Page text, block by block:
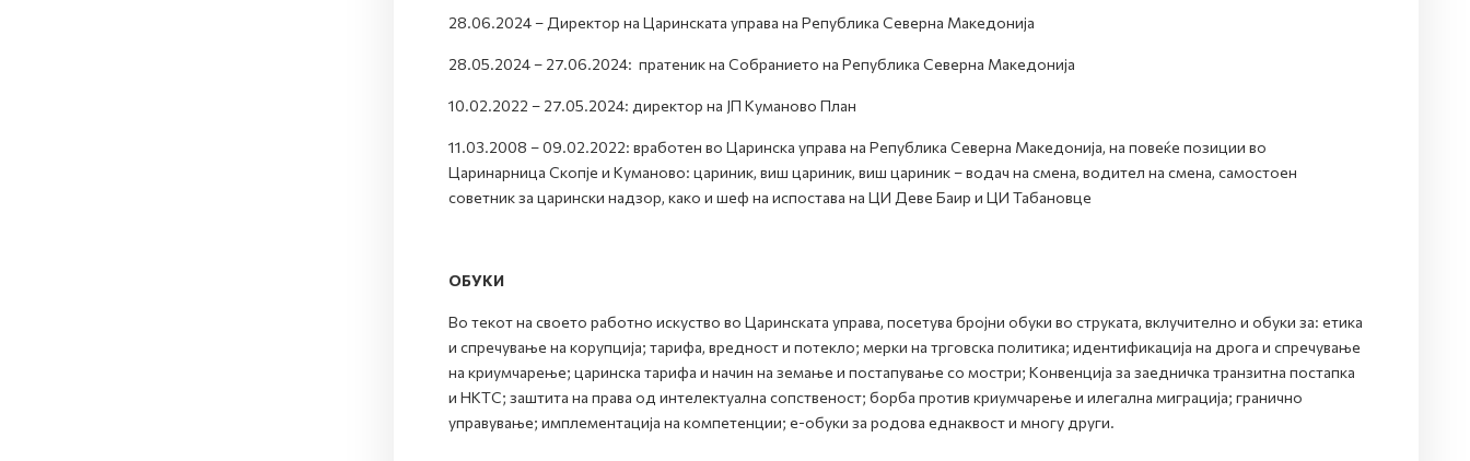
28.06.2024 – Директор на Царинската управа на Република Северна Македонија
28.05.2024 – 27.06.2024: пратеник на Собранието на Република Северна Македонија
10.02.2022 – 27.05.2024: директор на ЈП Куманово План
11.03.2008 – 09.02.2022: вработен во Царинска управа на Република Северна Македонија, на повеќе позиции во
Царинарница Скопје и Куманово: цариник, виш цариник, виш цариник – водач на смена, водител на смена, самостоен
советник за царински надзор, како и шеф на испостава на ЦИ Деве Баир и ЦИ Табановце
ОБУКИ
Во текот на своето работно искуство во Царинската управа, посетува бројни обуки во струката, вклучително и обуки за: етика
и спречување на корупција; тарифа, вредност и потекло; мерки на трговска политика; идентификација на дрога и спречување
на криумчарење; царинска тарифа и начин на земање и постапување со мостри; Конвенција за заедничка транзитна постапка
и НКТС; заштита на права од интелектуална сопственост; борба против криумчарење и илегална миграција; гранично
управување; имплементација на компетенции; е-обуки за родова еднаквост и многу други.